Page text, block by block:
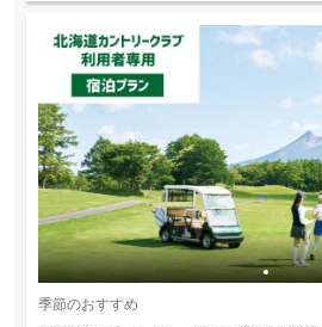
季節のおすすめ